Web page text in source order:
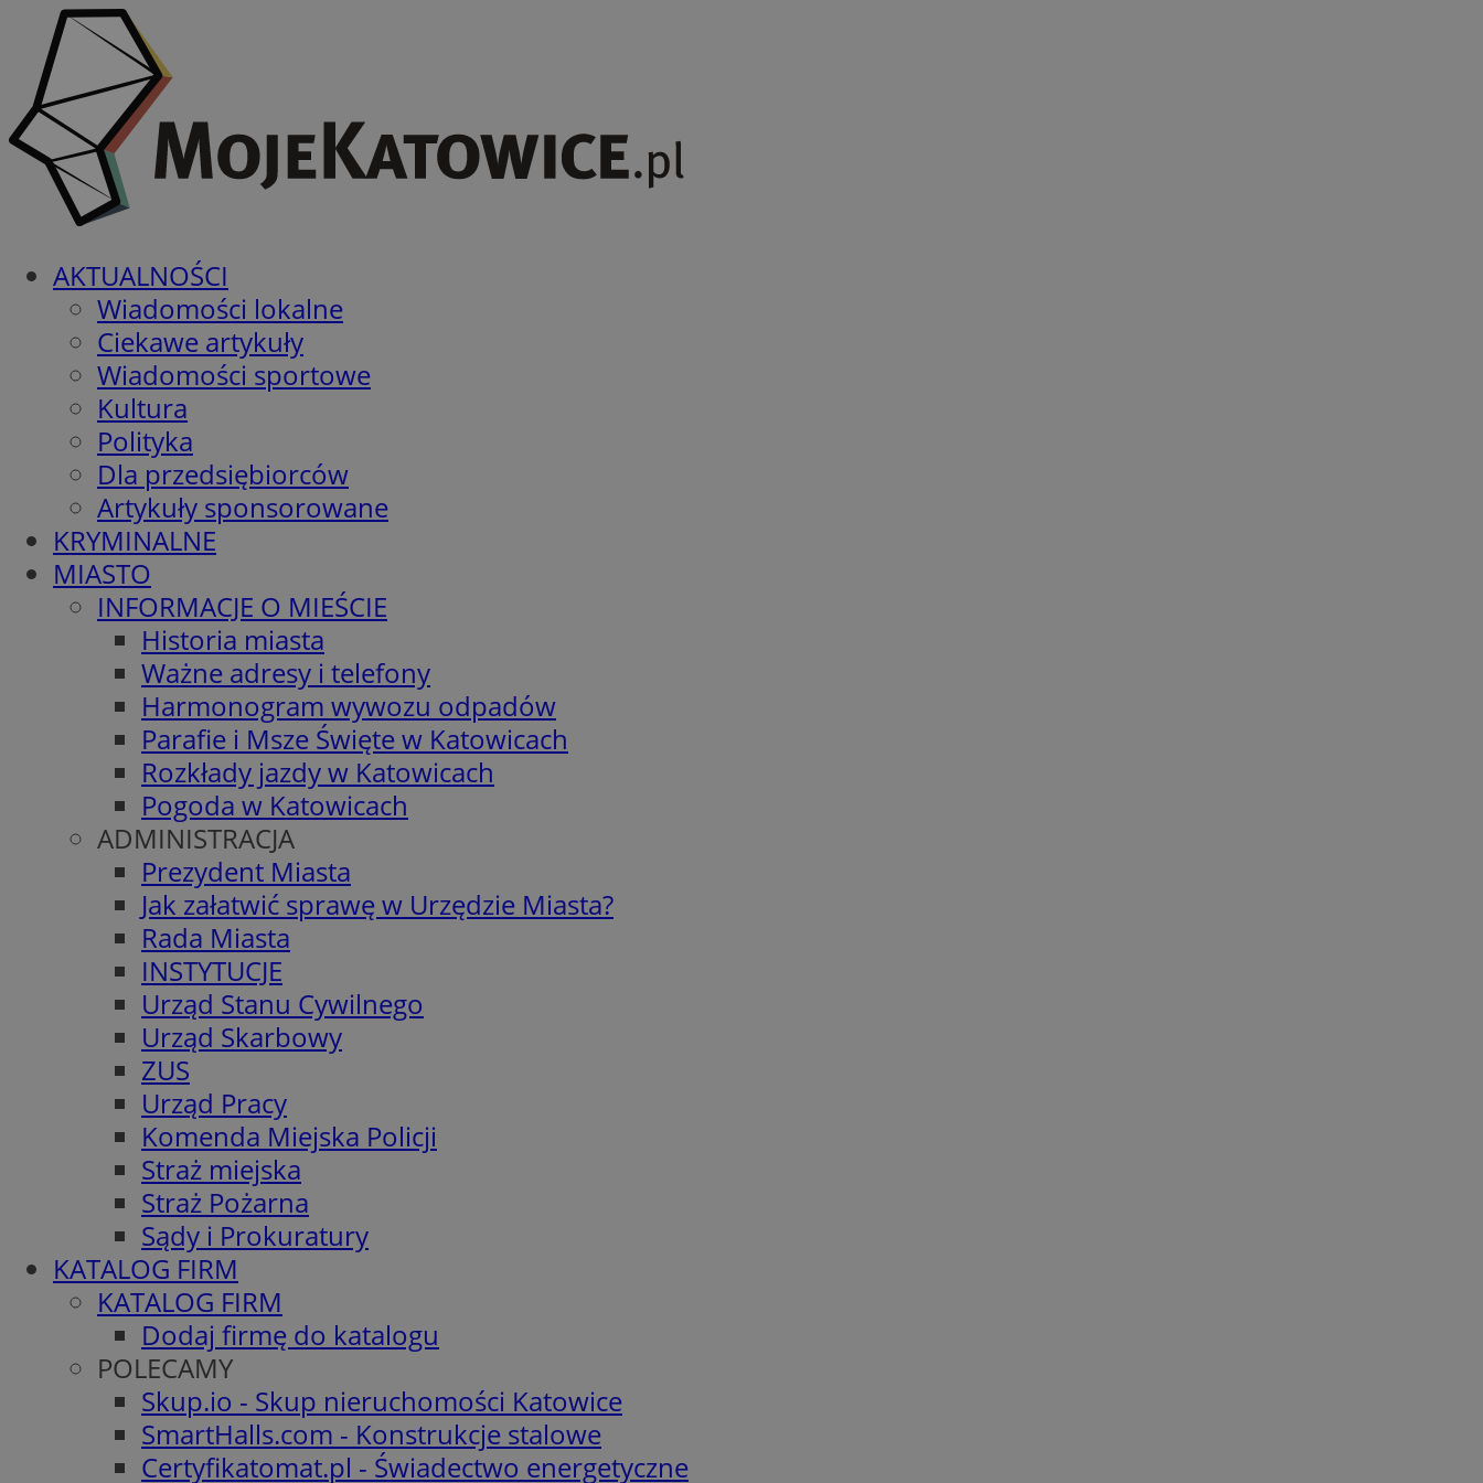
AKTUALNOŚCI
Wiadomości lokalne
Ciekawe artykuły
Wiadomości sportowe
Kultura
Polityka
Dla przedsiębiorców
Artykuły sponsorowane
KRYMINALNE
MIASTO
INFORMACJE O MIEŚCIE
Historia miasta
Ważne adresy i telefony
Harmonogram wywozu odpadów
Parafie i Msze Święte w Katowicach
Rozkłady jazdy w Katowicach
Pogoda w Katowicach
ADMINISTRACJA
Prezydent Miasta
Jak załatwić sprawę w Urzędzie Miasta?
Rada Miasta
INSTYTUCJE
Urząd Stanu Cywilnego
Urząd Skarbowy
ZUS
Urząd Pracy
Komenda Miejska Policji
Straż miejska
Straż Pożarna
Sądy i Prokuratury
KATALOG FIRM
KATALOG FIRM
Dodaj firmę do katalogu
POLECAMY
Skup.io - Skup nieruchomości Katowice
SmartHalls.com - Konstrukcje stalowe
Certyfikatomat.pl - Świadectwo energetyczne